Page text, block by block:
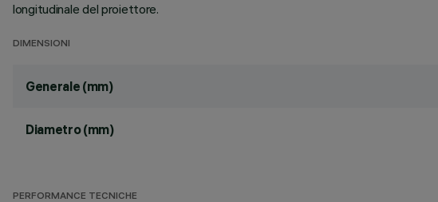
longitudinale del proiettore.
DIMENSIONI
Generale (mm)
Diametro (mm)
PERFORMANCE TECNICHE